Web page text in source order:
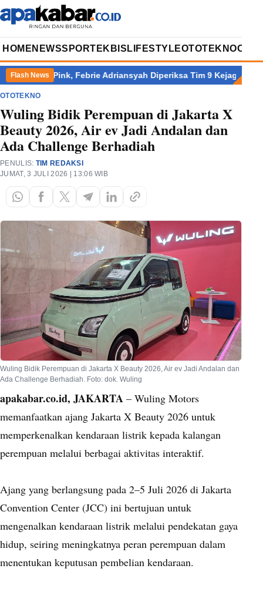
HOME NEWSSPORT EKBIS LIFESTYLEOTOTEKNOOPINI
Flash News
Rompi Pink, Febrie Adriansyah Diperiksa Tim 9 Kejagung
OTOTEKNO
Wuling Bidik Perempuan di Jakarta X
Beauty 2026, Air ev Jadi Andalan dan
Ada Challenge Berhadiah
PENULIS: TIM REDAKSI
JUMAT, 3 JULI 2026 | 13:06 WIB
Wuling Bidik Perempuan di Jakarta X Beauty 2026, Air ev Jadi Andalan dan
Ada Challenge Berhadiah. Foto: dok. Wuling
apakabar.co.id, JAKARTA – Wuling Motors
memanfaatkan ajang Jakarta X Beauty 2026 untuk
memperkenalkan kendaraan listrik kepada kalangan
perempuan melalui berbagai aktivitas interaktif.
Ajang yang berlangsung pada 2–5 Juli 2026 di Jakarta
Convention Center (JCC) ini bertujuan untuk
mengenalkan kendaraan listrik melalui pendekatan gaya
hidup, seiring meningkatnya peran perempuan dalam
menentukan keputusan pembelian kendaraan.